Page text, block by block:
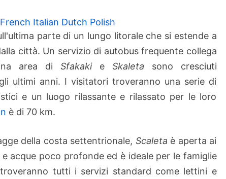
g
g
i
S
c
e
t
a
French Italian Dutch Polish
parte di un lungo litorale che si estende a
città. Un servizio di autobus frequente collega
area di Sfakakie Skaleta sono cresciuti
ultimi anni. I visitatori troveranno una serie di
e un luogo rilassante e rilassato per le loro
è di 70 km.
della costa settentrionale, Scaleta è aperta ai
acque poco profonde ed è ideale per le famiglie
tutti i servizi standard come lettini e